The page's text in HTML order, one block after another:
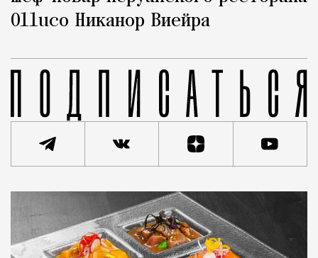
Olluco Никанор Виейра